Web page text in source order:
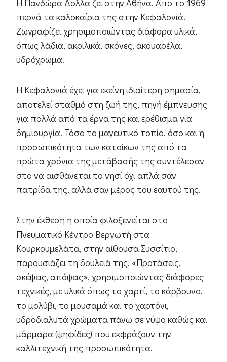
περνά τα καλοκαίρια της στην Κεφαλονιά.
Ζωγραφίζει χρησιμοποιώντας διάφορα υλικά,
όπως λάδια, ακριλικά, σκόνες, ακουαρέλα,
υδρόχρωμα.
Η Κεφαλονιά έχει για εκείνη ιδιαίτερη σημασία,
αποτελεί σταθμό στη ζωή της, πηγή έμπνευσης
για πολλά από τα έργα της και ερέθισμα για
δημιουργία. Τόσο το μαγευτικό τοπίο, όσο και η
προσωπικότητα των κατοίκων της από τα
πρώτα χρόνια της μετάβασής της συντέλεσαν
στο να αισθάνεται το νησί όχι απλά σαν
πατρίδα της, αλλά σαν μέρος του εαυτού της.
Στην έκθεση η οποία φιλοξενείται στο
Πνευματικό Κέντρο Βεργωτή στα
Κουρκουμελάτα, στην αίθουσα Συσσίτιο,
παρουσιάζει τη δουλειά της, «Προτάσεις,
σκέψεις, απόψεις», χρησιμοποιώντας διάφορες
τεχνικές, με υλικά όπως το χαρτί, το κάρβουνο,
το μολύβι, το μουσαμά και το χαρτόνι,
υδροδιαλυτά χρώματα πάνω σε γύψο καθώς και
μάρμαρα (ψηφίδες) που εκφράζουν την
καλλιτεχνική της προσωπικότητα.